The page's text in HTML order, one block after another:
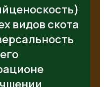
видов скота